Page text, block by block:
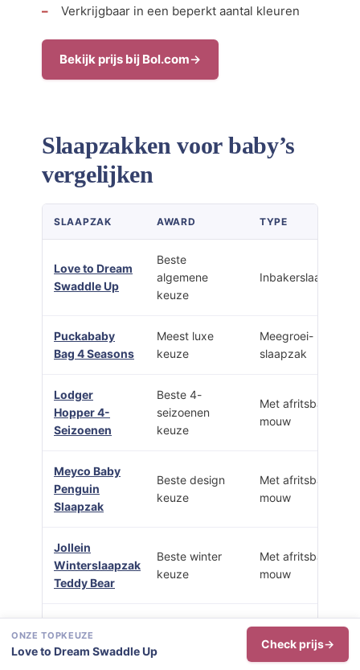
Verkrijgbaar in een beperkt aantal kleuren
Bekijk prijs bij Bol.com
Slaapzakken voor baby’s
vergelijken
SLAAPZAK AWARD TYPE
Love to Dream
Swaddle Up
Beste
algemene
keuze
Inbakerslaapzak
Puckababy
Bag 4 Seasons
Meest luxe
keuze
Meegroei-
slaapzak
Lodger
Hopper 4-
Seizoenen
Beste 4-
seizoenen
keuze
Met afritsbare
mouw
Meyco Baby
Penguin
Slaapzak
Beste design
keuze
Met afritsbare
mouw
Jollein
Winterslaapzak
Teddy Bear
Beste winter
keuze
Met afritsbare
mouw
Moon
Zomerslaapzak
Mouwloos
ONZE TOPKEUZE
Love to Dream Swaddle Up Check prijs